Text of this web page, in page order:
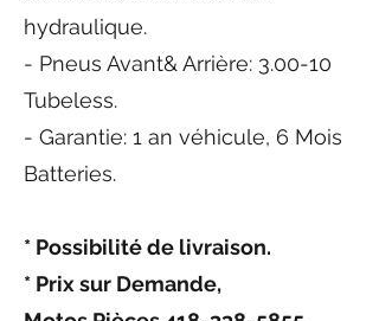
hydraulique.
- Pneus Avant& Arrière: 3.00-10
Tubeless.
- Garantie: 1 an véhicule, 6 Mois
Batteries.
* Possibilité de livraison.
* Prix sur Demande,